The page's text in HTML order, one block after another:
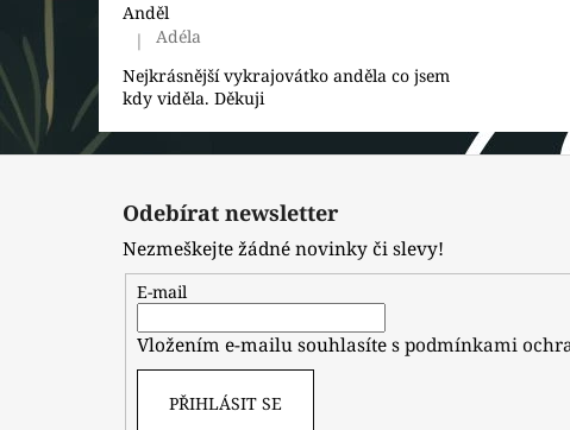
Anděl
Hodnocení produktu je 5 z 5 hvězdiček.
|
Adéla
Nejkrásnější vykrajovátko anděla co jsem
kdy viděla. Děkuji
Odebírat newsletter
Nezmeškejte žádné novinky či slevy!
E-mail
Vložením e-mailu souhlasíte spodmínkami
PŘIHLÁSIT SE